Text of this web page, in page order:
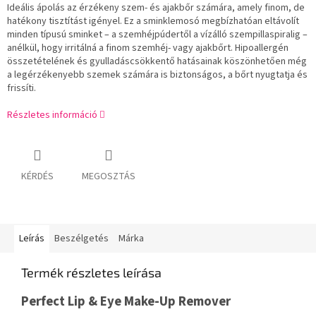
Ideális ápolás az érzékeny szem- és ajakbőr számára, amely finom, de
hatékony tisztítást igényel. Ez a sminklemosó megbízhatóan eltávolít
minden típusú sminket – a szemhéjpúdertől a vízálló szempillaspiralig –
anélkül, hogy irritálná a finom szemhéj- vagy ajakbőrt. Hipoallergén
összetételének és gyulladáscsökkentő hatásainak köszönhetően még
a legérzékenyebb szemek számára is biztonságos, a bőrt nyugtatja és
frissíti.
Részletes információ
KÉRDÉS MEGOSZTÁS
Leírás Beszélgetés Márka
Termék részletes leírása
Perfect Lip & Eye Make-Up Remover